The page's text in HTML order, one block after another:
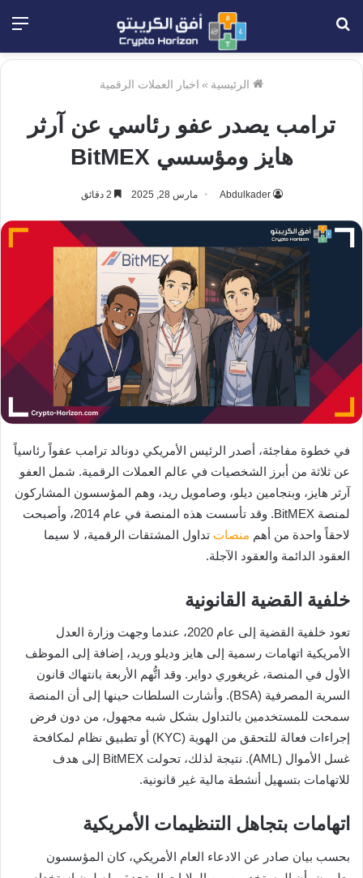
الرئيسية » اخبار العملات الرقمية
ترامب يصدر عفو رئاسي عن آرثر
هايز ومؤسسي BitMEX
Abdulkader مارس 28, 2025
في خطوة مفاجئة، أصدر الرئيس الأمريكي دونالد ترامب عفواً رئاسياً
عن ثلاثة من أبرز الشخصيات في عالم العملات الرقمية. شمل العفو
آرثر هايز، وبنجامين ديلو، وصامويل ريد، وهم المؤسسون المشاركون
لمنصة BitMEX. وقد تأسست هذه المنصة في عام 2014، وأصبحت
لاحقاً واحدة من أهم منصات تداول المشتقات الرقمية، لا سيما
العقود الدائمة والعقود الآجلة.
خلفية القضية القانونية
تعود خلفية القضية إلى عام 2020، عندما وجهت وزارة العدل
الأمريكية اتهامات رسمية إلى هايز وديلو وريد، إضافة إلى الموظف
الأول في المنصة، غريغوري دواير. وقد اتُّهم الأربعة بانتهاك قانون
السرية المصرفية (BSA). وأشارت السلطات حينها إلى أن المنصة
سمحت للمستخدمين بالتداول بشكل شبه مجهول، من دون فرض
إجراءات فعالة للتحقق من الهوية (KYC) أو تطبيق نظام لمكافحة
غسل الأموال (AML). نتيجة لذلك، تحولت BitMEX إلى هدف
للاتهامات بتسهيل أنشطة مالية غير قانونية.
اتهامات بتجاهل التنظيمات الأمريكية
بحسب بيان صادر عن الادعاء العام الأمريكي، كان المؤسسون